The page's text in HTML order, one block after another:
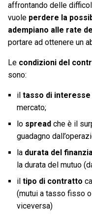
affrontando delle
vuole perdere la
adempiano alle rate
portare ad ottenere un
Le condizioni del
sono:
il tasso di interesse
mercato;
lo spread che è il
guadagno
la durata del
la durata del mutuo
il tipo di contratto
(mutui a tasso fisso
viceversa)